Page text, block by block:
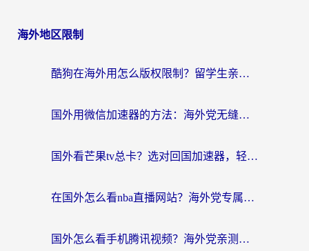
海外地区限制
酷狗在海外用怎么版权限制？留学生亲测：3步解决听国内音乐难题
国外用微信加速器的方法：海外党无缝连接国内生活的实用指南
国外看芒果tv总卡？选对回国加速器，轻松追《浪姐》不费劲
在国外怎么看nba直播网站？海外党专属体育观赛指南，告别地区限制！
国外怎么看手机腾讯视频？海外党亲测有效的追剧加速器选择指南